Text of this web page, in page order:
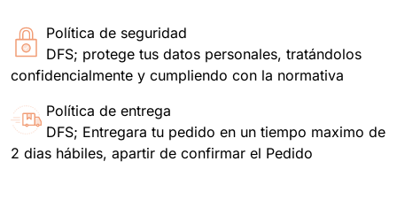
Política de seguridad
DFS; protege tus datos personales, tratándolos
confidencialmente y cumpliendo con la normativa
Política de entrega
DFS; Entregara tu pedido en un tiempo maximo de
2 dias hábiles, apartir de confirmar el Pedido